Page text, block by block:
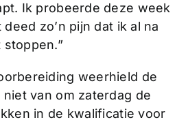
Ik probeerde deze week
zo’n pijn dat ik al na
weerhield de
van om zaterdag de
in de kwalificatie voor